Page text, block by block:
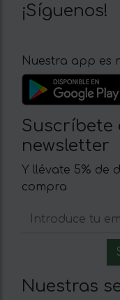
¡Síguenos!
Nuestra app es
Suscríbete
newsletter
Y llévate 5% de
compra
Nuestras